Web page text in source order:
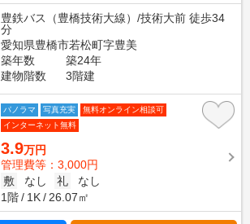
豊鉄バス（豊橋技術大線）/技術大前 徒歩34
分
愛知県豊橋市若松町字豊美
築年数
築24年
建物階数
3階建
パノラマ 写真充実
無料オンライン相談可
インターネット無料
3.9万円
管理費等：3,000円
敷
なし 礼
なし
1階
1K 26.07㎡